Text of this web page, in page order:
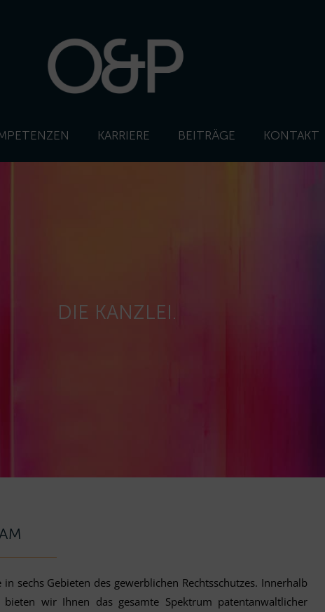
KARRIERE BEITRÄGE KONTAKT
DIE KANZLEI.
sechs Gebieten des gewerblichen Rechtsschutzes. Innerhalb
bieten wir Ihnen das gesamte Spektrum patentanwaltlicher